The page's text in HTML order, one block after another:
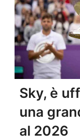
Sky, è
una
al 2026